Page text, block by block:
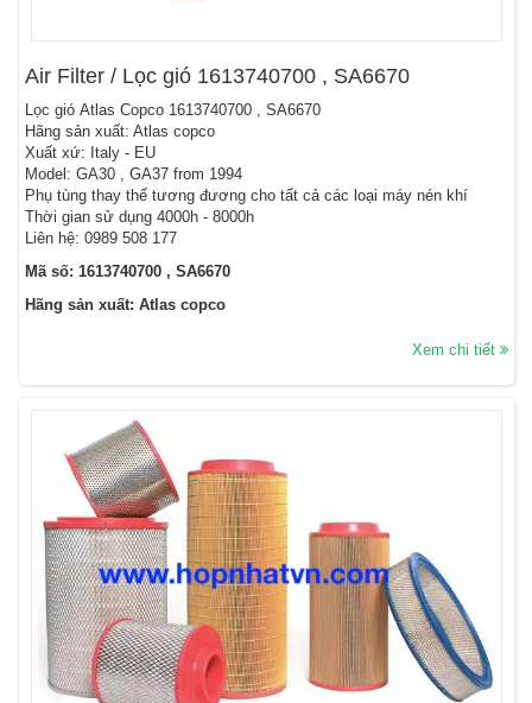
Air Filter / Lọc gió 1613740700 , SA6670
Lọc gió Atlas Copco 1613740700 , SA6670
Hãng sản xuất: Atlas copco
Xuất xứ: Italy - EU
Model: GA30 , GA37 from 1994
Phụ tùng thay thế tương đương cho tất cả các loại máy nén khí
Thời gian sử dụng 4000h - 8000h
Liên hệ: 0989 508 177
Mã số: 1613740700 , SA6670
Hãng sản xuất: Atlas copco
Xem chi tiết